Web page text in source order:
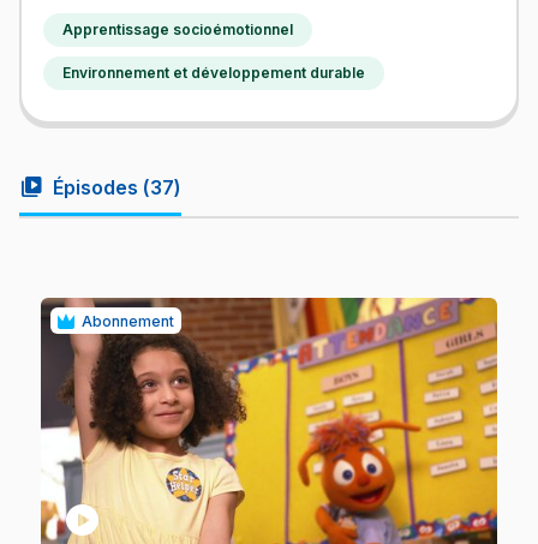
Apprentissage socioémotionnel
Environnement et développement durable
video_library Épisodes (37)
Abonnement
play_circle